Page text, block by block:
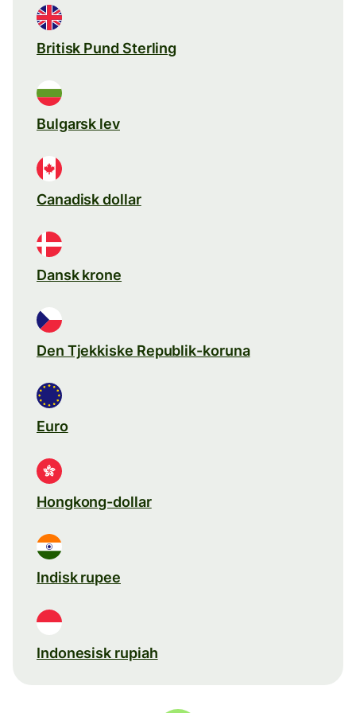
Britisk Pund Sterling
Bulgarsk lev
Canadisk dollar
Dansk krone
Den Tjekkiske Republik-koruna
Euro
Hongkong-dollar
Indisk rupee
Indonesisk rupiah